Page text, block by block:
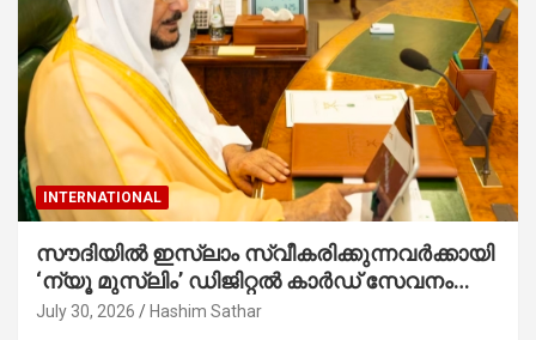
INTERNATIONAL
സൗദിയില്‍ ഇസ്‌ലാം സ്വീകരിക്കുന്നവര്‍ക്കായി
‘ന്യൂ മുസ്ലിം’ ഡിജിറ്റല്‍ കാര്‍ഡ് സേവനം
ആരംഭിച്ചു
July 30, 2026 Hashim Sathar